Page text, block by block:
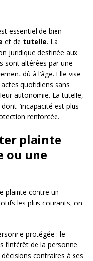
essentiel de bien
et de tutelle. La
juridique destinée aux
sont altérées par une
dû à l’âge. Elle vise
quotidiens sans
autonomie. La tutelle,
l’incapacité est plus
renforcée.
plainte
ou une
plainte contre un
les plus courants, on
protégée : le
l’intérêt de la personne
contraires à ses